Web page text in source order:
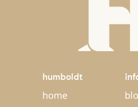
humboldt
home